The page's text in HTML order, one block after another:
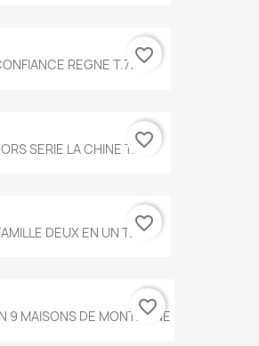
REGNE T.778favorite_border
SERIE LA CHINE T.497
favorite_border
DEUX EN UN T.675
favorite_border
9 MAISONS DE MONTAGNE
favorite_border